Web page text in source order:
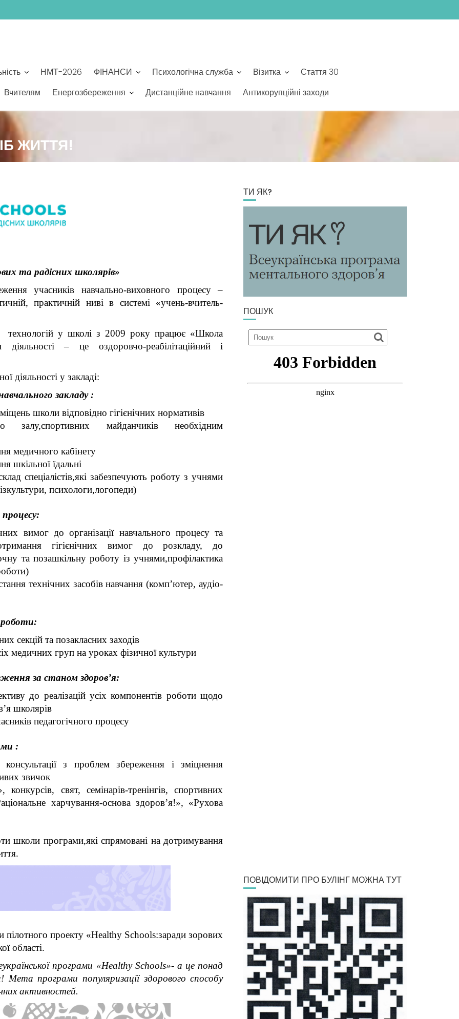
НМТ-2026 ФІНАНСИ Психологічна служба Візитка
Стаття 30
Вчителям
Енергозбереження Дистанційне навчання Антикорупційні заходи
ЖИТТЯ!
та радісних школярів»
учасників навчально-виховного процесу –
практичній ниві в системі «учень-вчитель-
технологій у школі з 2009 року працює «Школа
– це оздоровчо-реабілітаційний і
діяльності у закладі:
закладу :
школи відповідно гігієнічних нормативів
залу,спортивних майданчиків необхідним
медичного кабінету
шкільної їдальні
спеціалістів,які забезпечують роботу з учнями
психологи,логопеди)
процесу:
вимог до організації навчального процесу та
гігієнічних вимог до розкладу, до
та позашкільну роботу із учнями,профілактика
технічних засобів навчання (комп’ютер, аудіо-
роботи:
секцій та позакласних заходів
медичних груп на уроках фізичної культури
за станом здоров’я:
до реалізацій усіх компонентів роботи щодо
школярів
педагогічного процесу
:
консультації з проблем збереження і зміцнення
звичок
свят, семінарів-тренінгів, спортивних
харчування-основа здоров’я!», «Рухова
програми,які спрямовані на дотримування
проекту «Healthy Schools:заради зорових
області.
програми «Healthy Schools»- а це понад
Мета програми популяризації здорового способу
активностей.
ТИ ЯК?
ПОШУК
ПОВІДОМИТИ ПРО БУЛІНГ МОЖНА ТУТ